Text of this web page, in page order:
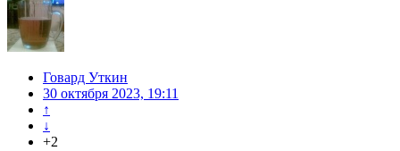
Говард Уткин
30 октября 2023, 19:11
↑
↓
+2